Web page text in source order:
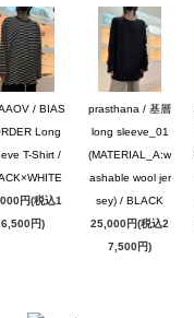
/ BIAS
Long
T-Shirt /
円(税込1
6,500円)
prasthana / 基層
long sleeve_01
(MATERIAL_A:w
ashable wool jer
sey) / BLACK
25,000円(税込2
7,500円)